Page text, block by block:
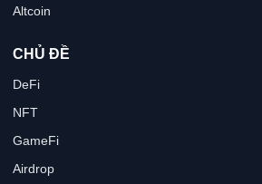
Altcoin
CHỦ ĐỀ
DeFi
NFT
GameFi
Airdrop